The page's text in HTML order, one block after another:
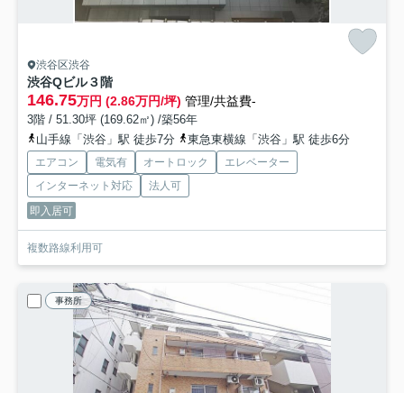
渋谷区渋谷
渋谷Qビル３階
146.75万円 (2.86万円/坪) 管理/共益費-
3階 / 51.30坪 (169.62㎡) /築56年
山手線「渋谷」駅 徒歩7分
東急東横線「渋谷」駅 徒歩6分
エアコン 電気有 オートロック
エレベーター
インターネット対応
法人可
即入居可
複数路線利用可
事務所